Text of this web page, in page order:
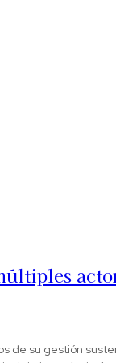
de su gestión